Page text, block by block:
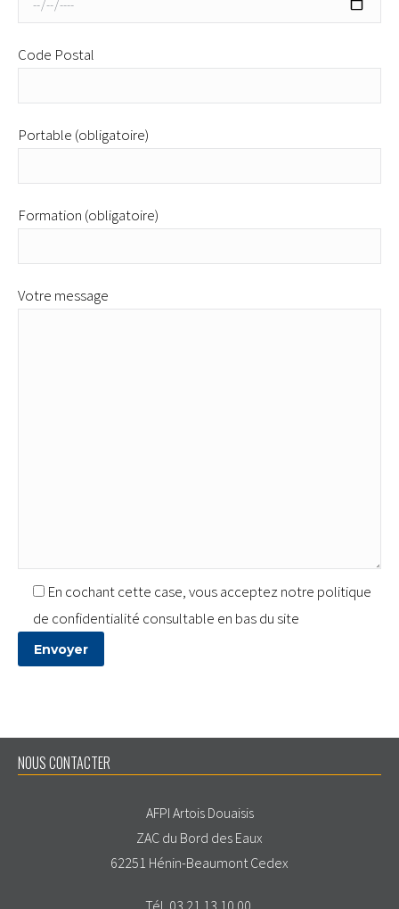
Code Postal
Portable (obligatoire)
Formation (obligatoire)
Votre message
En cochant cette case, vous acceptez notre politique
de confidentialité consultable en bas du site
NOUS CONTACTER
AFPI Artois Douaisis
ZAC du Bord des Eaux
62251 Hénin-Beaumont Cedex
Tél. 03 21 13 10 00